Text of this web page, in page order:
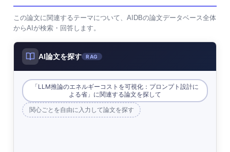
この論文に関連するテーマについて、AIDBの論文データベース全体
からAIが検索・回答します。
AI論文を探す RAG
「LLM推論のエネルギーコストを可視化：プロンプト設計に
よる省」に関連する論文を探して
関心ごとを自由に入力して論文を探す